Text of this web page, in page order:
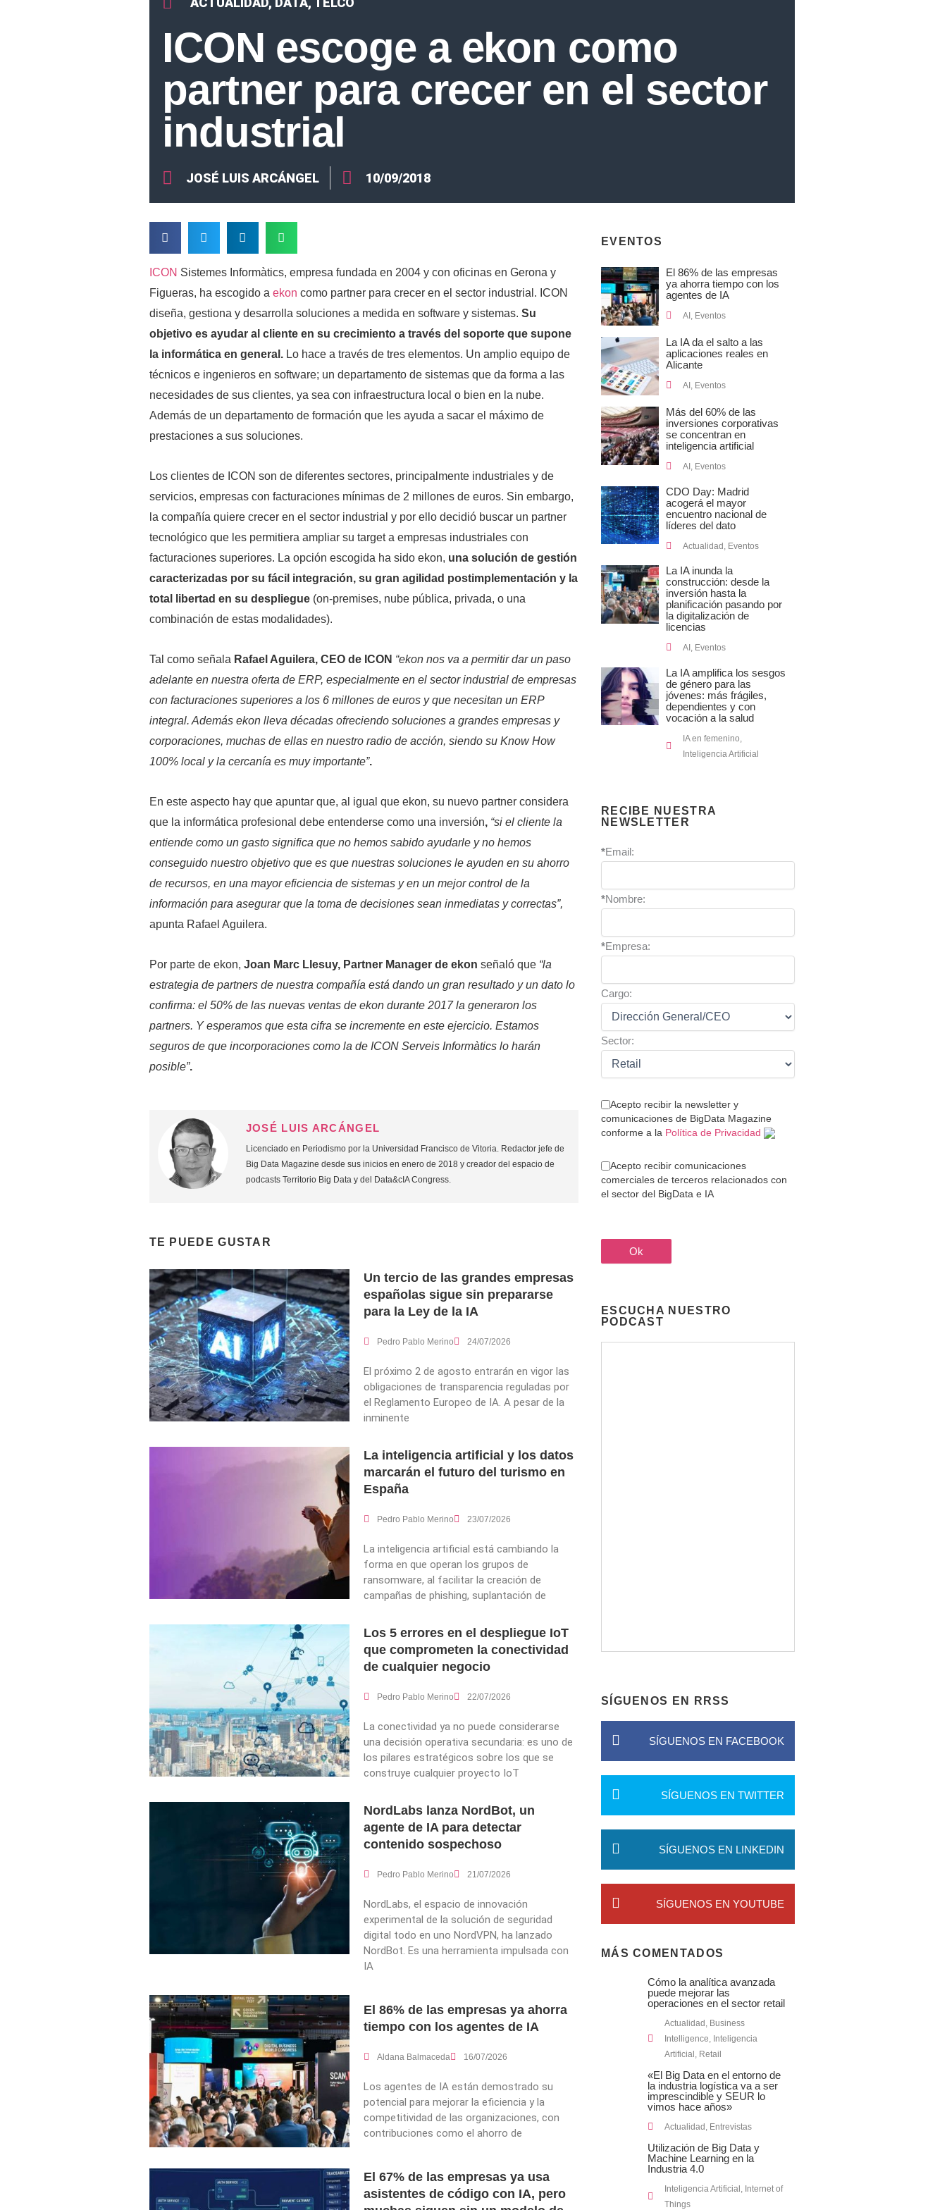
ICON escoge a ekon como
partner para crecer en el sector
industrial
JOSÉ LUIS ARCÁNGEL 10/09/2018
ICON Sistemes Informàtics, empresa fundada en 2004 y con oficinas en Gerona y
Figueras, ha escogido a ekon como partner para crecer en el sector industrial. ICON
diseña, gestiona y desarrolla soluciones a medida en software y sistemas. Su
objetivo es ayudar al cliente en su crecimiento a través del soporte que supone
la informática en general.Lo hace a través de tres elementos. Un amplio equipo de
técnicos e ingenieros en software; un departamento de sistemas que da forma a las
necesidades de sus clientes, ya sea con infraestructura local o bien en la nube.
Además de un departamento de formación que les ayuda a sacar el máximo de
prestaciones a sus soluciones.
Los clientes de ICON son de diferentes sectores, principalmente industriales y de
servicios, empresas con facturaciones mínimas de 2 millones de euros. Sin embargo,
la compañía quiere crecer en el sector industrial y por ello decidió buscar un partner
tecnológico que les permitiera ampliar su target a empresas industriales con
facturaciones superiores. La opción escogida ha sido ekon, una solución de gestión
caracterizadas por su fácil integración, su gran agilidad postimplementación y la
total libertad en su despliegue(on-premises, nube pública, privada, o una
combinación de estas modalidades).
Tal como señala Rafael Aguilera, CEO de ICON “ekon nos va a permitir dar un paso
adelante en nuestra oferta de ERP, especialmente en el sector industrial de empresas
con facturaciones superiores a los 6 millones de euros y que necesitan un ERP
integral. Además ekon lleva décadas ofreciendo soluciones a grandes empresas y
corporaciones, muchas de ellas en nuestro radio de acción, siendo su Know How
100% local y la cercanía es muy importante”.
En este aspecto hay que apuntar que, al igual que ekon, su nuevo partner considera
que la informática profesional debe entenderse como una inversión, “si el cliente la
entiende como un gasto significa que no hemos sabido ayudarle y no hemos
conseguido nuestro objetivo que es que nuestras soluciones le ayuden en su ahorro
de recursos, en una mayor eficiencia de sistemas y en un mejor control de la
información para asegurar que la toma de decisiones sean inmediatas y correctas”,
apunta Rafael Aguilera.
Por parte de ekon, Joan Marc Llesuy, Partner Manager de ekon señaló que “la
estrategia de partners de nuestra compañía está dando un gran resultado y un dato lo
confirma: el 50% de las nuevas ventas de ekon durante 2017 la generaron los
partners. Y esperamos que esta cifra se incremente en este ejercicio. Estamos
seguros de que incorporaciones como la de ICON Serveis Informàtics lo harán
posible”.
JOSÉ LUIS ARCÁNGEL
Licenciado en Periodismo por la Universidad Francisco de Vitoria. Redactor jefe de
Big Data Magazine desde sus inicios en enero de 2018 y creador del espacio de
podcasts Territorio Big Data y del Data&cIA Congress.
TE PUEDE GUSTAR
Un tercio de las grandes empresas
españolas sigue sin prepararse
para la Ley de la IA
Pedro Pablo Merino 24/07/2026
El próximo 2 de agosto entrarán en vigor las
obligaciones de transparencia reguladas por
el Reglamento Europeo de IA. A pesar de la
inminente
La inteligencia artificial y los datos
marcarán el futuro del turismo en
España
Pedro Pablo Merino 23/07/2026
La inteligencia artificial está cambiando la
forma en que operan los grupos de
ransomware, al facilitar la creación de
campañas de phishing, suplantación de
Los 5 errores en el despliegue IoT
que comprometen la conectividad
de cualquier negocio
Pedro Pablo Merino 22/07/2026
La conectividad ya no puede considerarse
una decisión operativa secundaria: es uno de
los pilares estratégicos sobre los que se
construye cualquier proyecto IoT
NordLabs lanza NordBot, un
agente de IA para detectar
contenido sospechoso
Pedro Pablo Merino 21/07/2026
NordLabs, el espacio de innovación
experimental de la solución de seguridad
digital todo en uno NordVPN, ha lanzado
NordBot. Es una herramienta impulsada con
IA
El 86% de las empresas ya ahorra
tiempo con los agentes de IA
Aldana Balmaceda 16/07/2026
Los agentes de IA están demostrado su
potencial para mejorar la eficiencia y la
competitividad de las organizaciones, con
contribuciones como el ahorro de
El 67% de las empresas ya usa
asistentes de código con IA, pero
EVENTOS
El 86% de las empresas
ya ahorra tiempo con los
agentes de IA
AI , Eventos
La IA da el salto a las
aplicaciones reales en
Alicante
AI , Eventos
Más del 60% de las
inversiones corporativas
se concentran en
inteligencia artificial
AI , Eventos
CDO Day: Madrid
acogerá el mayor
encuentro nacional de
líderes del dato
Actualidad Eventos
La IA inunda la
construcción: desde la
inversión hasta la
planificación pasando por
la digitalización de
licencias
AI , Eventos
La IA amplifica los sesgos
de género para las
jóvenes: más frágiles,
dependientes y con
vocación a la salud
IA en femenino
Inteligencia Artificial
RECIBE NUESTRA
NEWSLETTER
*Email:
*Nombre:
*Empresa:
Cargo:
Sector:
Acepto recibir la newsletter y
comunicaciones de BigData Magazine
conforme a la Política de Privacidad
Acepto recibir comunicaciones
comerciales de terceros relacionados con
el sector del BigData e IA
ESCUCHA NUESTRO
PODCAST
SÍGUENOS EN RRSS
SÍGUENOS EN FACEBOOK
SÍGUENOS EN TWITTER
SÍGUENOS EN LINKEDIN
SÍGUENOS EN YOUTUBE
MÁS COMENTADOS
Cómo la analítica avanzada
puede mejorar las
operaciones en el sector retail
Actualidad , Business
Intelligence, Inteligencia
Artificial , Retail
«El Big Data en el entorno de
la industria logística va a ser
imprescindible y SEUR lo
vimos hace años»
Actualidad , Entrevistas
Utilización de Big Data y
Machine Learning en la
Industria 4.0
Inteligencia Artificial , Internet of
Things